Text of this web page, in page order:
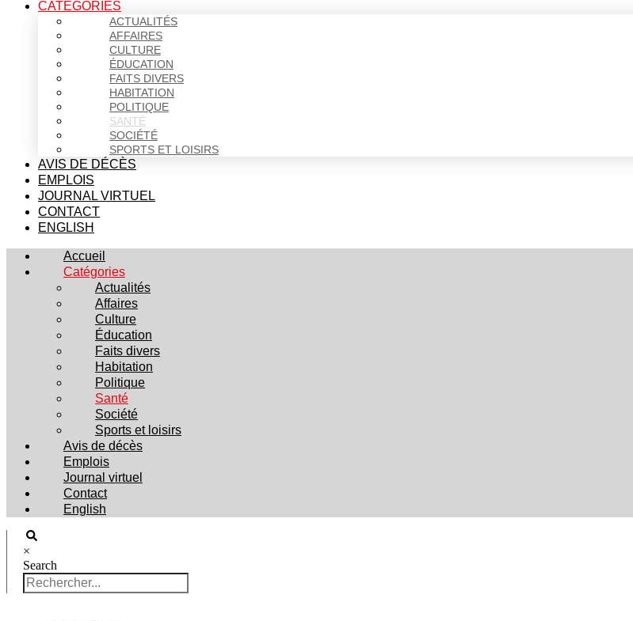
CATÉGORIES
ACTUALITÉS
AFFAIRES
CULTURE
ÉDUCATION
FAITS DIVERS
HABITATION
POLITIQUE
SANTÉ
SOCIÉTÉ
SPORTS ET LOISIRS
AVIS DE DÉCÈS
EMPLOIS
JOURNAL VIRTUEL
CONTACT
ENGLISH
Accueil
Catégories
Actualités
Affaires
Culture
Éducation
Faits divers
Habitation
Politique
Santé
Société
Sports et loisirs
Avis de décès
Emplois
Journal virtuel
Contact
English
×
Search